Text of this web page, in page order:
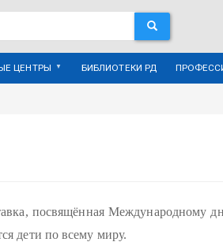
ПОИСК
ЦЕНТРЫ БИБЛИОТЕКИ РД
посвящённая Международному
дети по всему миру.